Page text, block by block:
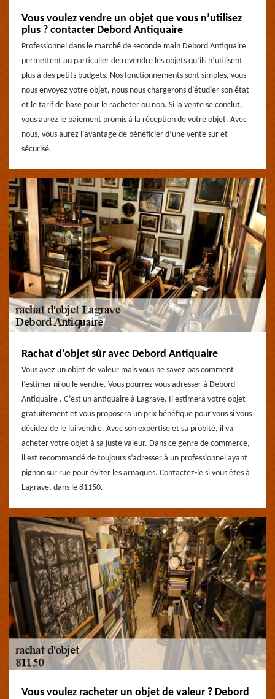
Vous voulez vendre un objet que vous n’utilisez
plus ? contacter Debord Antiquaire
Professionnel dans le marché de seconde main Debord Antiquaire
permettent au particulier de revendre les objets qu’ils n’utilisent
plus à des petits budgets. Nos fonctionnements sont simples, vous
nous envoyez votre objet, nous nous chargerons d’étudier son état
et le tarif de base pour le racheter ou non. Si la vente se conclut,
vous aurez le paiement promis à la réception de votre objet. Avec
nous, vous aurez l’avantage de bénéficier d’une vente sur et
sécurisé.
Rachat d’objet sûr avec Debord Antiquaire
Vous avez un objet de valeur mais vous ne savez pas comment
l’estimer ni ou le vendre. Vous pourrez vous adresser à Debord
Antiquaire . C’est un antiquaire à Lagrave. Il estimera votre objet
gratuitement et vous proposera un prix bénéfique pour vous si vous
décidez de le lui vendre. Avec son expertise et sa probité, il va
acheter votre objet à sa juste valeur. Dans ce genre de commerce,
il est recommandé de toujours s’adresser à un professionnel ayant
pignon sur rue pour éviter les arnaques. Contactez-le si vous êtes à
Lagrave, dans le 81150.
Vous voulez racheter un objet de valeur ? Debord